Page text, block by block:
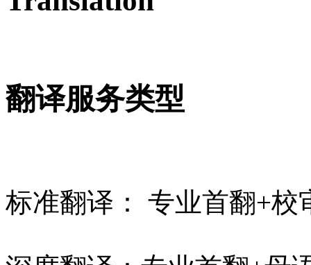
翻译服务类型
标准翻译： 专业首翻+校